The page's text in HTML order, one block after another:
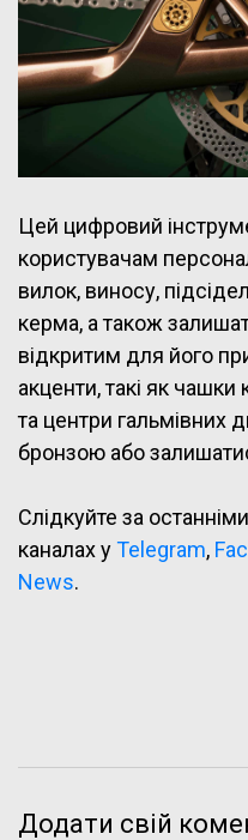
Цей цифровий
користувачам
вилок, виносу,
керма, а також
відкритим для його
акценти, такі як чашки
та центри гальмівних
бронзою або
Слідкуйте за
каналах уTelegram,
News.
Додати свій